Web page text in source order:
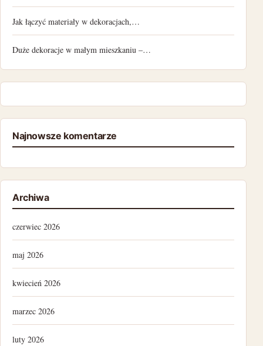
Jak łączyć materiały w dekoracjach,…
Duże dekoracje w małym mieszkaniu –…
Najnowsze komentarze
Archiwa
czerwiec 2026
maj 2026
kwiecień 2026
marzec 2026
luty 2026